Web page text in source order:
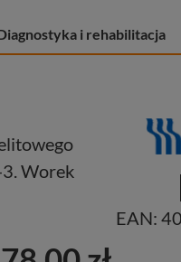
i rehabilitacja
3. Worek
EAN: